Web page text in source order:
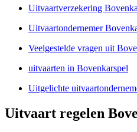
Uitvaartverzekering
Uitvaartondernemer
Veelgestelde vragen uit
uitvaarten in Bovenkarspel
Uitgelichte
Uitvaart regelen